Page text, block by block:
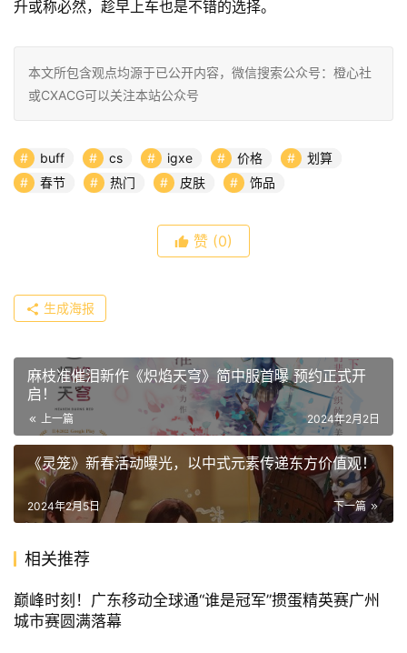
升或称必然，趁早上车也是不错的选择。
本文所包含观点均源于已公开内容，微信搜索公众号：橙心社
或CXACG可以关注本站公众号
buff cs igxe 价格
划算
春节
热门 皮肤 饰品
赞 (0)
生成海报
麻枝准催泪新作《炽焰天穹》简中服首曝 预约正式开
启！
上一篇 2024年2月2日
《灵笼》新春活动曝光，以中式元素传递东方价值观！
下一篇
2024年2月5日
相关推荐
巅峰时刻！广东移动全球通“谁是冠军”掼蛋精英赛广州
城市赛圆满落幕